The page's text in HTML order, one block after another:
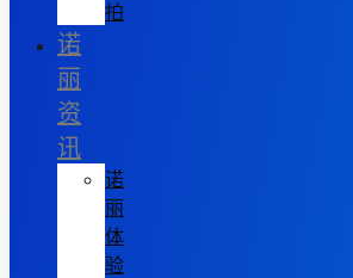
拍
诺
丽
资
讯
诺
丽
体
验